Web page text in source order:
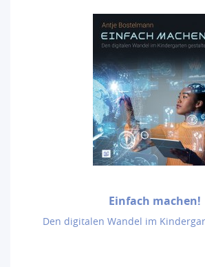
Einfach machen!
Den digitalen Wandel im